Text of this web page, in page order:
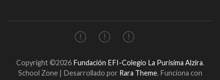
Copyright ©2026 Fundación EFI-Colegio La Purísima Alzira.
School Zone | Desarrollado por Rara Theme. Funciona con